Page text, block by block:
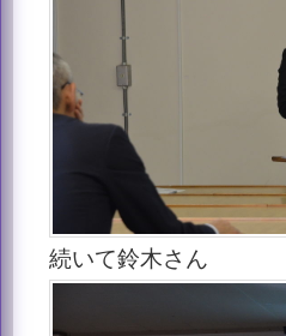
続いて鈴木さん